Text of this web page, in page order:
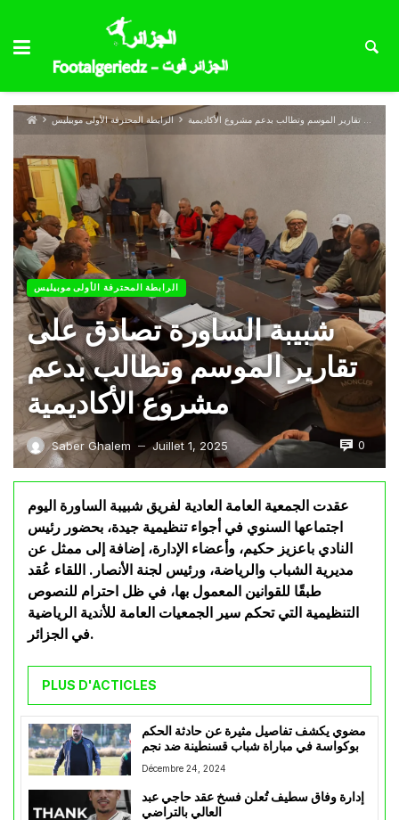
الرابطة المحترفة الأولى موبيليس شبيبة الساورة تصادق على تقارير الموسم وتطالب بدعم مشروع الأكاديمية
الرابطة المحترفة الأولى موبيليس
شبيبة الساورة تصادق على
تقارير الموسم وتطالب بدعم
مشروع الأكاديمية
Saber Ghalem — Juillet 1, 2025 0
عقدت الجمعية العامة العادية لفريق شبيبة الساورة اليوم
اجتماعها السنوي في أجواء تنظيمية جيدة، بحضور رئيس
النادي باعزيز حكيم، وأعضاء الإدارة، إضافة إلى ممثل عن
مديرية الشباب والرياضة، ورئيس لجنة الأنصار. اللقاء عُقد
طبقًا للقوانين المعمول بها، في ظل احترام للنصوص
التنظيمية التي تحكم سير الجمعيات العامة للأندية الرياضية
في الجزائر.
PLUS D'ACTICLES
مضوي يكشف تفاصيل مثيرة عن حادثة الحكم
بوكواسة في مباراة شباب قسنطينة ضد نجم
مقرة
Décembre 24, 2024
إدارة وفاق سطيف تُعلن فسخ عقد حاجي عبد
العالي بالتراضي